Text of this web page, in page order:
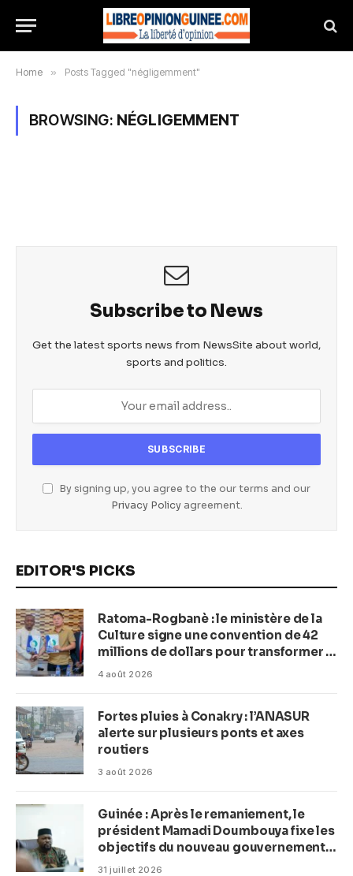
Home » Posts Tagged "négligemment"
BROWSING: NÉGLIGEMMENT
Subscribe to News
Get the latest sports news from NewsSite about world,
sports and politics.
By signing up, you agree to the our terms and our
Privacy Policyagreement.
EDITOR'S PICKS
Ratoma-Rogbanè : le ministère de la
Culture signe une convention de 42
millions de dollars pour transformer la
plage en complexe balnéaire
4 août 2026
Fortes pluies à Conakry : l’ANASUR
alerte sur plusieurs ponts et axes
routiers
3 août 2026
Guinée : Après le remaniement, le
président Mamadi Doumbouya fixe les
objectifs du nouveau gouvernement
(CM)
31 juillet 2026